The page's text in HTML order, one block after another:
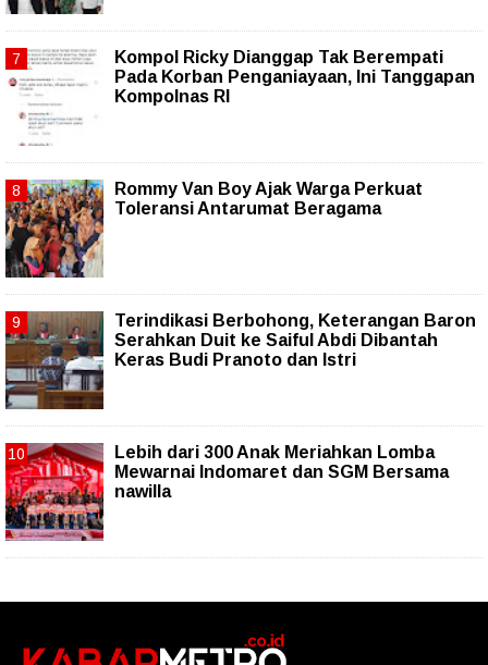
Kompol Ricky Dianggap Tak Berempati
Pada Korban Penganiayaan, Ini Tanggapan
Kompolnas RI
Rommy Van Boy Ajak Warga Perkuat
Toleransi Antarumat Beragama
Terindikasi Berbohong, Keterangan Baron
Serahkan Duit ke Saiful Abdi Dibantah
Keras Budi Pranoto dan Istri
Lebih dari 300 Anak Meriahkan Lomba
Mewarnai Indomaret dan SGM Bersama
nawilla